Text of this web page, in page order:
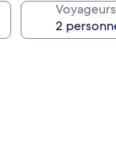
Voyageurs